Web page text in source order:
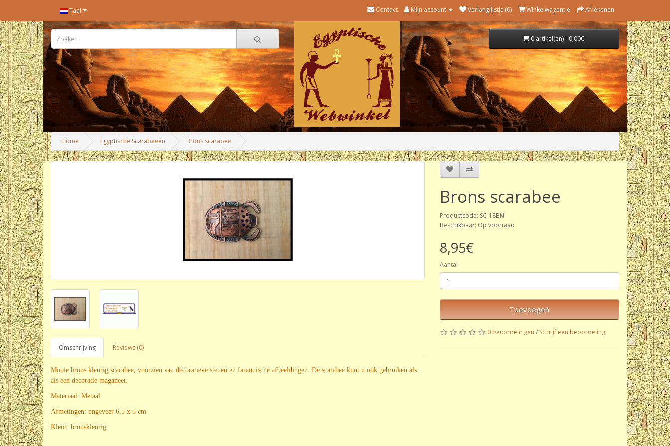
Taal Contact Mijn account Verlanglijstje (0) Winkelwagentje Afrekenen
0 artikel(en) - 0,00€
Home Egyptische Scarabeeën Brons scarabee
Omschrijving Reviews (0)
Mooie brons kleurig scarabee, voorzien van decoratieve stenen en faraonische afbeeldingen. De scarabee kunt u ook gebruiken als
als een decoratie maganeet.
Materiaal: Metaal
Afmetingen: ongeveer 6,5 x 5 cm
Kleur: bronskleurig
Brons scarabee
Productcode: SC-18BM
Beschikbaar: Op voorraad
8,95€
Aantal
Toevoegen
0 beoordelingen / Schrijf een beoordeling